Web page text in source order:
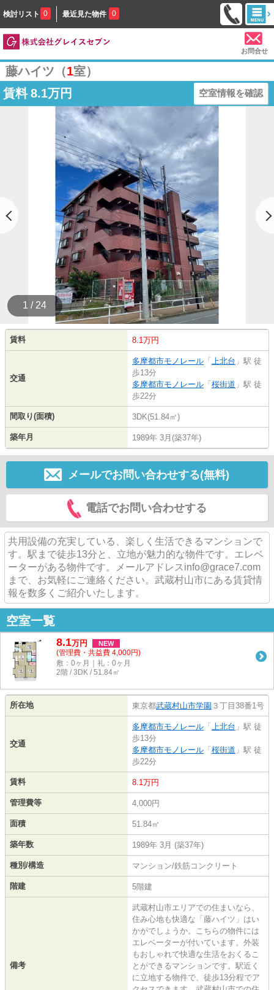
検討リスト 0 最近見た物件 0
お問合せ
藤ハイツ（1室）
賃料 8.1万円 空室情報を確認
1 / 24
賃料 8.1万円
交通
多摩都市モノレール 「 上北台 」駅 徒
歩13分
多摩都市モノレール 「 桜街道 」駅 徒
歩22分
間取り(面積) 3DK(51.84㎡)
築年月 1989年 3月(築37年)
メールでお問い合わせする(無料)
電話でお問い合わせする
共用設備の充実している、楽しく生活できるマンションで
す。駅まで徒歩13分と、立地が魅力的な物件です。エレベ
ーターがある物件です。メールアドレスinfo@grace7.com
まで、お気軽にご連絡ください。武蔵村山市にある賃貸情
報を数多くご紹介いたします。
空室一覧
8.1万円 NEW
(管理費・共益費 4,000円)
敷：0ヶ月｜礼：0ヶ月
2階 / 3DK / 51.84㎡
所在地 東京都武蔵村山市学園 ３丁目38番1号
交通
多摩都市モノレール 「 上北台 」駅 徒
歩13分
多摩都市モノレール 「 桜街道 」駅 徒
歩22分
賃料 8.1万円
管理費等 4,000円
面積 51.84㎡
築年数 1989年 3月 (築37年)
種別/構造 マンション/鉄筋コンクリート
階建 5階建
備考
武蔵村山市エリアでの住まいなら、
住み心地も快適な「藤ハイツ」はい
かがでしょうか。こちらの物件には
エレベーターが付いています。外装
もおしゃれで快適な生活をおくるこ
とができるマンションです。駅近く
に立地する物件で、徒歩13分程でア